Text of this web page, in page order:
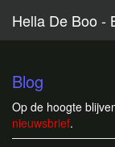
Hella De Boo -
Blog
Op de hoogte
nieuwsbrief.